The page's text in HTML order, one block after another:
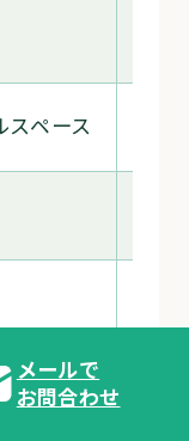
ペース
メールで
お問合わせ